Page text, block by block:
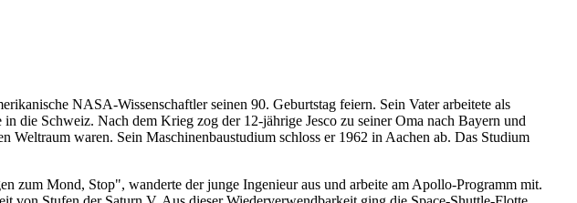
NASA-Wissenschaftler seinen 90. Geburtstag feiern. Sein Vater arbeitete als
die Schweiz. Nach dem Krieg zog der 12-jährige Jesco zu seiner Oma nach Bayern und
Weltraum waren. Sein Maschinenbaustudium schloss er 1962 in Aachen ab. Das Studium
zum Mond, Stop", wanderte der junge Ingenieur aus und arbeite am Apollo-Programm mit.